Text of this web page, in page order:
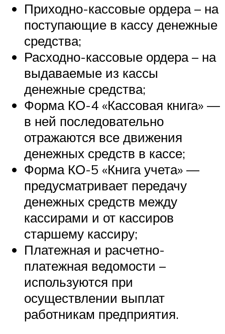
Приходно-кассовые ордера – на
поступающие в кассу денежные
средства;
Расходно-кассовые ордера – на
выдаваемые из кассы
денежные средства;
Форма КО-4 «Кассовая книга» —
в ней последовательно
отражаются все движения
денежных средств в кассе;
Форма КО-5 «Книга учета» —
предусматривает передачу
денежных средств между
кассирами и от кассиров
старшему кассиру;
Платежная и расчетно-
платежная ведомости –
используются при
осуществлении выплат
работникам предприятия.